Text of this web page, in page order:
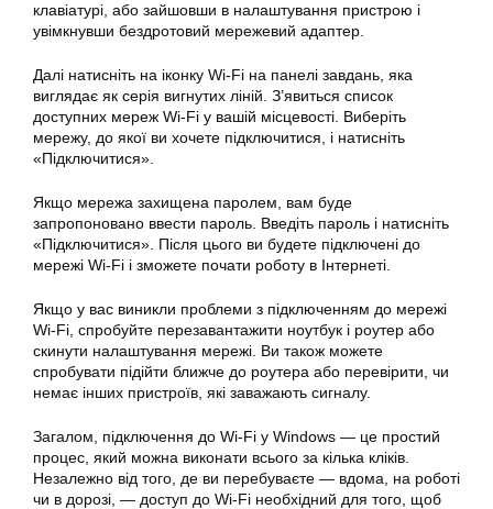
клавіатурі, або зайшовши в налаштування пристрою і
увімкнувши бездротовий мережевий адаптер.
Далі натисніть на іконку Wi-Fi на панелі завдань, яка
виглядає як серія вигнутих ліній. З’явиться список
доступних мереж Wi-Fi у вашій місцевості. Виберіть
мережу, до якої ви хочете підключитися, і натисніть
«Підключитися».
Якщо мережа захищена паролем, вам буде
запропоновано ввести пароль. Введіть пароль і натисніть
«Підключитися». Після цього ви будете підключені до
мережі Wi-Fi і зможете почати роботу в Інтернеті.
Якщо у вас виникли проблеми з підключенням до мережі
Wi-Fi, спробуйте перезавантажити ноутбук і роутер або
скинути налаштування мережі. Ви також можете
спробувати підійти ближче до роутера або перевірити, чи
немає інших пристроїв, які заважають сигналу.
Загалом, підключення до Wi-Fi у Windows — це простий
процес, який можна виконати всього за кілька кліків.
Незалежно від того, де ви перебуваєте — вдома, на роботі
чи в дорозі, — доступ до Wi-Fi необхідний для того, щоб